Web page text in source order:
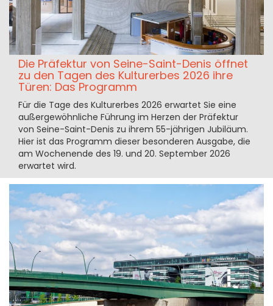
Die Präfektur von Seine-Saint-Denis öffnet
zu den Tagen des Kulturerbes 2026 ihre
Türen: Das Programm
Für die Tage des Kulturerbes 2026 erwartet Sie eine
außergewöhnliche Führung im Herzen der Präfektur
von Seine-Saint-Denis zu ihrem 55-jährigen Jubiläum.
Hier ist das Programm dieser besonderen Ausgabe, die
am Wochenende des 19. und 20. September 2026
erwartet wird.